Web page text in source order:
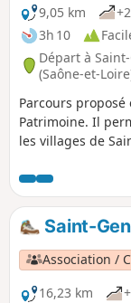
9,05 km
3h 10
Départ à
(Saône-et-
Parcours proposé
Patrimoine. Il
les villages de
Saint-
Association /
16,23 km